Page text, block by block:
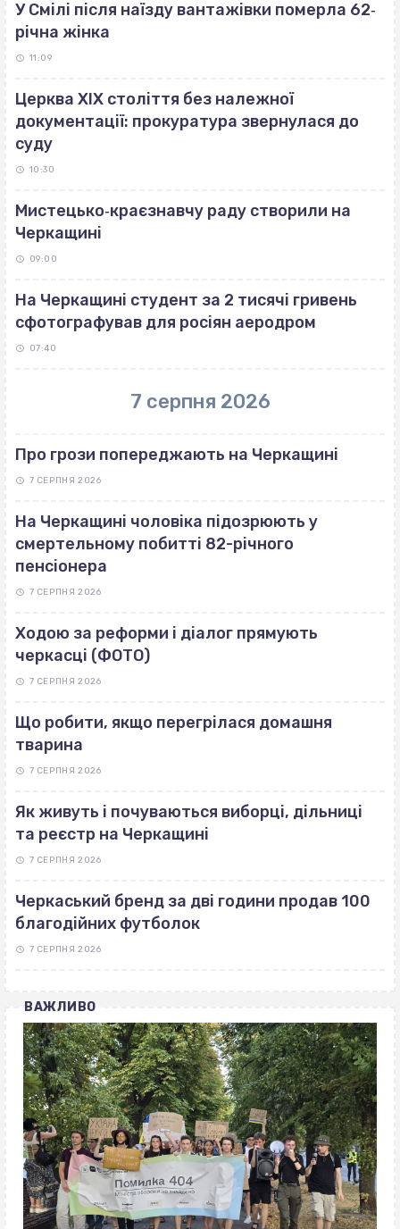
У Смілі після наїзду вантажівки померла 62‐
річна жінка
11:09
Церква ХІХ століття без належної
документації: прокуратура звернулася до
суду
10:30
Мистецько‐краєзнавчу раду створили на
Черкащині
09:00
На Черкащині студент за 2 тисячі гривень
сфотографував для росіян аеродром
07:40
7 серпня 2026
Про грози попереджають на Черкащині
7 СЕРПНЯ 2026
На Черкащині чоловіка підозрюють у
смертельному побитті 82-річного
пенсіонера
7 СЕРПНЯ 2026
Ходою за реформи і діалог прямують
черкасці (ФОТО)
7 СЕРПНЯ 2026
Що робити, якщо перегрілася домашня
тварина
7 СЕРПНЯ 2026
Як живуть і почуваються виборці, дільниці
та реєстр на Черкащині
7 СЕРПНЯ 2026
Черкаський бренд за дві години продав 100
благодійних футболок
7 СЕРПНЯ 2026
ВАЖЛИВО